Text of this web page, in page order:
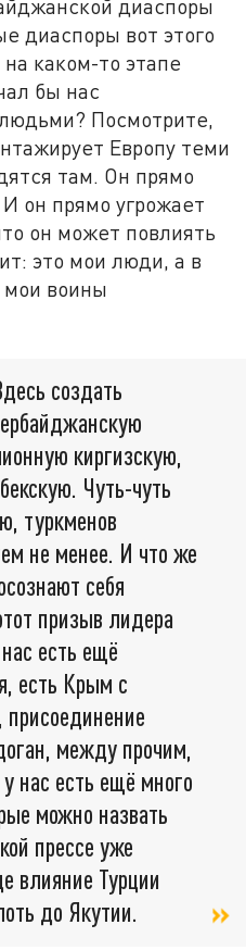
диаспоры
диаспоры вот этого
каком-то этапе
бы нас
Посмотрите,
Европу теми
там. Он прямо
он прямо угрожает
он может повлиять
это мои люди, а в
мои воины
создать
киргизскую,
Чуть-чуть
туркменов
не менее. И что же
себя
призыв лидера
есть ещё
есть Крым с
между прочим,
нас есть ещё много
можно назвать
прессе уже
влияние Турции
до Якутии.